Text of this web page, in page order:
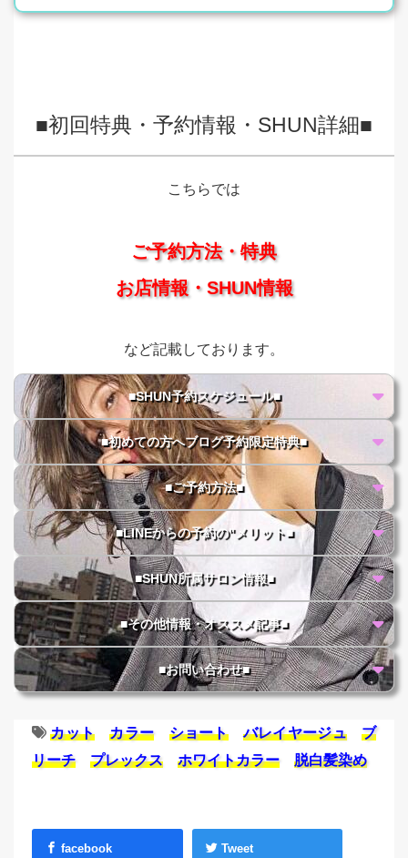
■初回特典・予約情報・SHUN詳細■
こちらでは
ご予約方法・特典
お店情報・SHUN情報
など記載しております。
■SHUN予約スケジュール■
■初めての方へブログ予約限定特典■
■ご予約方法■
■LINEからの予約の"メリット■
■SHUN所属サロン情報■
■その他情報・オススメ記事■
■お問い合わせ■
カット カラー ショート バレイヤージュ
ブ
リーチ
プレックス ホワイトカラー 脱白髪染め
facebook Tweet